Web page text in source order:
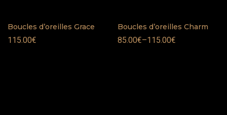
Boucles d’oreilles Grace
115.00€
Boucles d’oreilles Charm
85.00€–115.00€